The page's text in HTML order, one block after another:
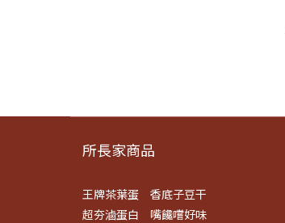
所長家商品
王牌茶葉蛋
香底子豆干
超夯滷蛋白
嘴饞嚐好味